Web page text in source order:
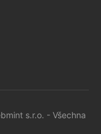
s.r.o. - Všechna